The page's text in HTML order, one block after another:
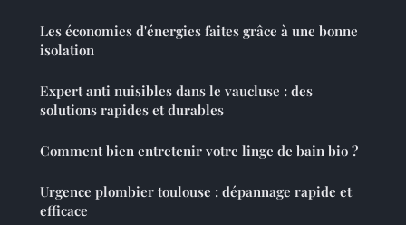
Les économies d'énergies faites grâce à une bonne
isolation
Expert anti nuisibles dans le vaucluse : des
solutions rapides et durables
Comment bien entretenir votre linge de bain bio ?
Urgence plombier toulouse : dépannage rapide et
efficace